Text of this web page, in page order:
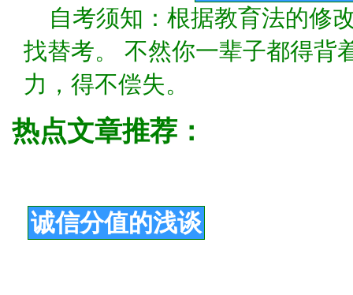
自考须知：根据教育法的修
找替考。 不然你一辈子都得背
力，得不偿失。
热点文章推荐：
诚信分值的浅谈